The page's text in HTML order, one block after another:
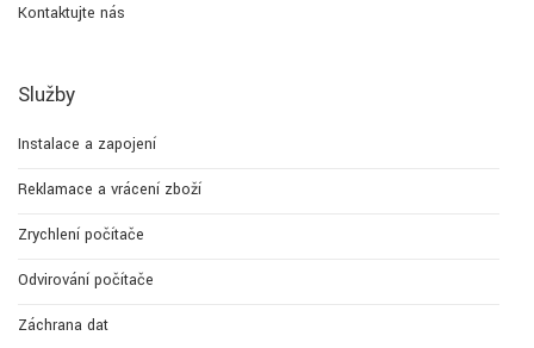
Kontaktujte nás
Služby
Instalace a zapojení
Reklamace a vrácení zboží
Zrychlení počítače
Odvirování počítače
Záchrana dat